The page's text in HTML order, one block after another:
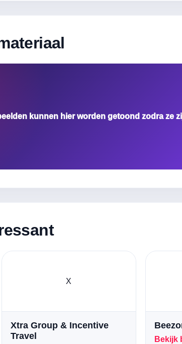
kunnen hier worden getoond zodra ze
X
Xtra Group & Incentive
Travel
Bekijk